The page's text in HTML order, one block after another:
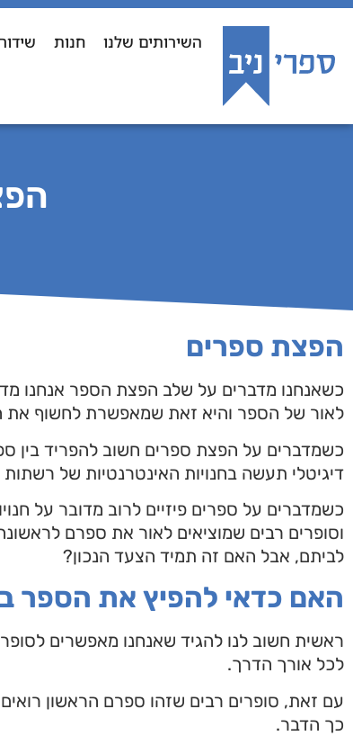
השירותים שלנו חנות
הפצת ספרים
כשאנחנו מדברים על שלב הפצת הספר אנחנו
לאור של הספר והיא זאת שמאפשרת לחשוף
כשמדברים על הפצת ספרים חשוב להפריד בין
דיגיטלי תעשה בחנויות האינטרנטיות של
כשמדברים על ספרים פיזיים לרוב מדובר על
וסופרים רבים שמוציאים לאור את ספרם
לביתם, אבל האם זה תמיד הצעד הנכון?
האם כדאי להפיץ את הספר
ראשית חשוב לנו להגיד שאנחנו מאפשרים
לכל אורך הדרך.
עם זאת, סופרים רבים שזהו ספרם הראשון
כך הדבר.